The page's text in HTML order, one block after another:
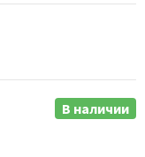
В наличии